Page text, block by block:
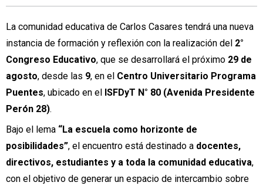
La comunidad educativa de Carlos Casares tendrá una nueva
instancia de formación y reflexión con la realización del 2°
Congreso Educativo, que se desarrollará el próximo 29 de
agosto, desde las 9, en el Centro Universitario Programa
Puentes, ubicado en el
ISFDyT N° 80 (Avenida Presidente
Perón 28).
Bajo el lema “La escuela como horizonte de
posibilidades”, el encuentro está destinado a docentes,
directivos, estudiantes y a toda la comunidad educativa,
con el objetivo de generar un espacio de intercambio sobre